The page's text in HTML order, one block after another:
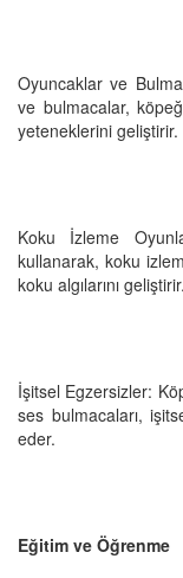
Oyuncaklar ve
ve bulmacalar,
yeteneklerini geliştirir.
Koku İzleme
kullanarak, koku
koku algılarını geliştirir.
İşitsel Egzersizler:
ses bulmacaları,
eder.
Eğitim ve Öğrenme